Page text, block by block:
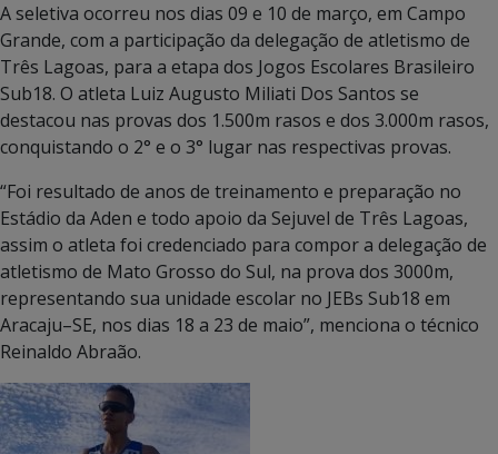
A seletiva ocorreu nos dias 09 e 10 de março, em Campo
Grande, com a participação da delegação de atletismo de
Três Lagoas, para a etapa dos Jogos Escolares Brasileiro
Sub18. O atleta Luiz Augusto Miliati Dos Santos se
destacou nas provas dos 1.500m rasos e dos 3.000m rasos,
conquistando o 2° e o 3° lugar nas respectivas provas.
“Foi resultado de anos de treinamento e preparação no
Estádio da Aden e todo apoio da Sejuvel de Três Lagoas,
assim o atleta foi credenciado para compor a delegação de
atletismo de Mato Grosso do Sul, na prova dos 3000m,
representando sua unidade escolar no JEBs Sub18 em
Aracaju–SE, nos dias 18 a 23 de maio”, menciona o técnico
Reinaldo Abraão.